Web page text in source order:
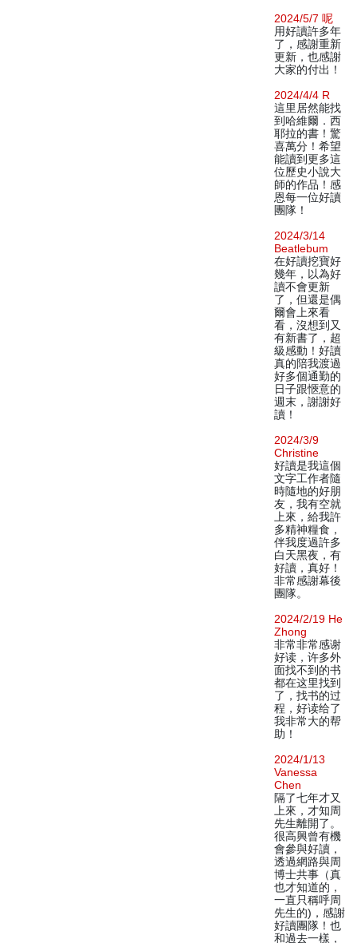
2024/5/7 呢
用好讀許多年
了，感謝重新
更新，也感謝
大家的付出！
2024/4/4 R
這里居然能找
到哈維爾．西
耶拉的書！驚
喜萬分！希望
能讀到更多這
位歷史小說大
師的作品！感
恩每一位好讀
團隊！
2024/3/14
Beatlebum
在好讀挖寶好
幾年，以為好
讀不會更新
了，但還是偶
爾會上來看
看，沒想到又
有新書了，超
級感動！好讀
真的陪我渡過
好多個通勤的
日子跟愜意的
週末，謝謝好
讀！
2024/3/9
Christine
好讀是我這個
文字工作者隨
時隨地的好朋
友，我有空就
上來，給我許
多精神糧食，
伴我度過許多
白天黑夜，有
好讀，真好！
非常感謝幕後
團隊。
2024/2/19 He
Zhong
非常非常感谢
好读，许多外
面找不到的书
都在这里找到
了，找书的过
程，好读给了
我非常大的帮
助！
2024/1/13
Vanessa
Chen
隔了七年才又
上來，才知周
先生離開了。
很高興曾有機
會參與好讀，
透過網路與周
博士共事（真
也才知道的，
一直只稱呼周
先生的)，感謝
好讀團隊！也
和過去一樣，